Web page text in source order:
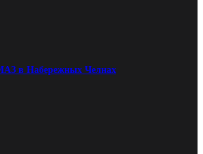
в Набережных Челнах